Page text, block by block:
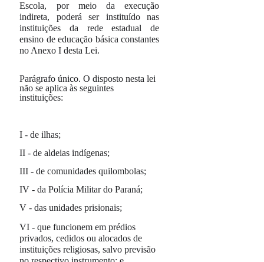
Escola, por meio da execução
indireta, poderá ser instituído nas
instituições da rede estadual de
ensino de educação básica constantes
no Anexo I desta Lei.
Parágrafo único. O disposto nesta lei
não se aplica às seguintes
instituições:
I - de ilhas;
II - de aldeias indígenas;
III - de comunidades quilombolas;
IV - da Polícia Militar do Paraná;
V - das unidades prisionais;
VI - que funcionem em prédios
privados, cedidos ou alocados de
instituições religiosas, salvo previsão